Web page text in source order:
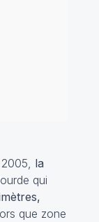
la
qui
que zone